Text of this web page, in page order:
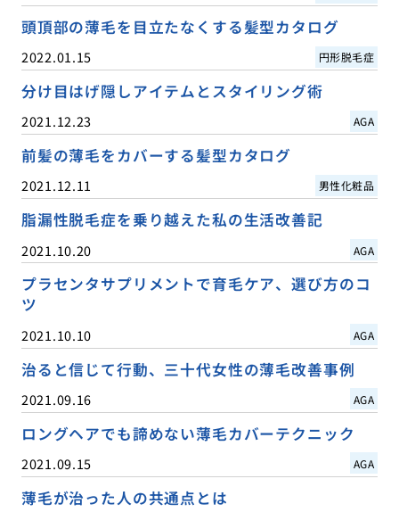
頭頂部の薄毛を目立たなくする髪型カタログ
2022.01.15 円形脱毛症
分け目はげ隠しアイテムとスタイリング術
2021.12.23 AGA
前髪の薄毛をカバーする髪型カタログ
2021.12.11 男性化粧品
脂漏性脱毛症を乗り越えた私の生活改善記
2021.10.20 AGA
プラセンタサプリメントで育毛ケア、選び方のコ
ツ
2021.10.10 AGA
治ると信じて行動、三十代女性の薄毛改善事例
2021.09.16 AGA
ロングヘアでも諦めない薄毛カバーテクニック
2021.09.15 AGA
薄毛が治った人の共通点とは